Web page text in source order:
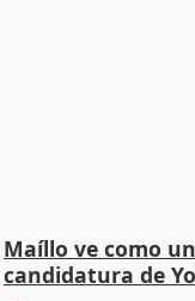
Maíllo ve como
candidatura de